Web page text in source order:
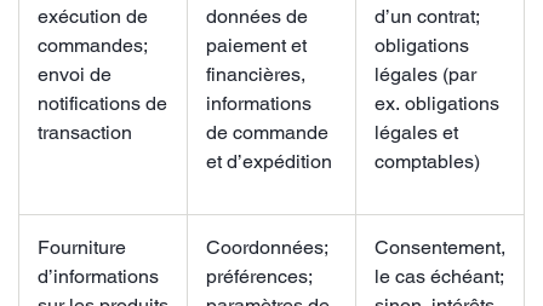
exécution de
commandes;
envoi de
notifications de
transaction
données de
paiement et
financières,
informations
de commande
et d’expédition
d’un contrat;
obligations
légales (par
ex. obligations
légales et
comptables)
Fourniture
d’informations
Coordonnées;
préférences;
Consentement,
le cas échéant;